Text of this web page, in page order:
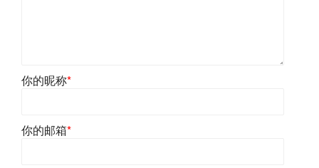
你的昵称*
你的邮箱*